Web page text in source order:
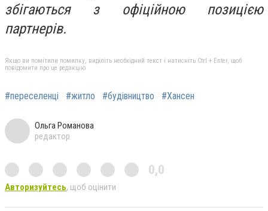
збігаються з офіційною позицією
партнерів.
Якщо ви помітили помилку, виділіть необхідний текст і натисніть Ctrl + Enter, щоб
повідомити про це редакцію
#переселенці #житло #будівництво #Хансен
Ольга Романова
редактор
0,0
Авторизуйтесь, щоб оцінити